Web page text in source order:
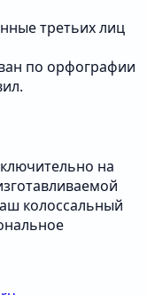
третьих лиц
по орфографии
на
колоссальный